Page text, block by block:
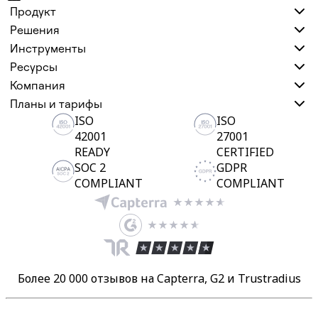
Продукт
Решения
Инструменты
Ресурсы
Компания
Планы и тарифы
ISO
42001
READY
ISO
27001
CERTIFIED
SOC 2
COMPLIANT
GDPR
COMPLIANT
Более 20 000 отзывов на Capterra, G2 и Trustradius